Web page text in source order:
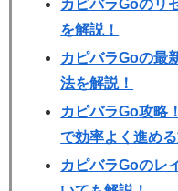
カピバラGoのリ
を解説！
カピバラGoの最
法を解説！
カピバラGo攻略
で効率よく進め
カピバラGoのレ